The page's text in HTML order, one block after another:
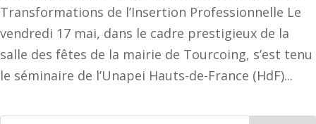
Transformations de l’Insertion Professionnelle Le
vendredi 17 mai, dans le cadre prestigieux de la
salle des fêtes de la mairie de Tourcoing, s’est tenu
le séminaire de l’Unapei Hauts-de-France (HdF)...